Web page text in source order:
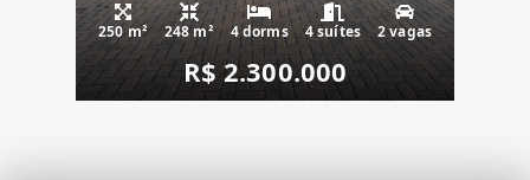
250 m² 248 m² 4 dorms 4 suítes 2 vagas
R$ 2.300.000